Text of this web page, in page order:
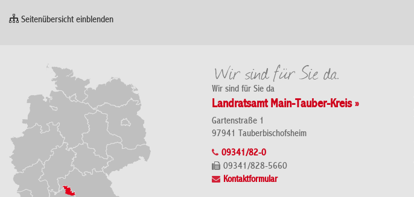
Seitenübersicht einblenden
Wir sind für Sie da
Landratsamt Main-Tauber-Kreis »
Gartenstraße 1
97941 Tauberbischofsheim
09341/82-0
09341/828-5660
Kontaktformular